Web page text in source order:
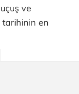
ve
tarihinin en